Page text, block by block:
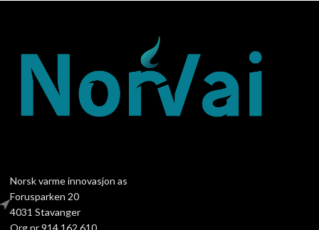
Norsk varme innovasjon as
Forusparken 20
4031 Stavanger